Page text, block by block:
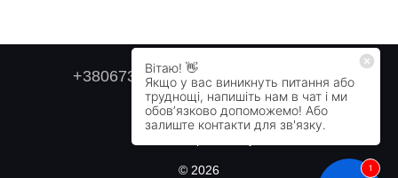
+380673179749 +380505478711
Контактна інформація
© 2026